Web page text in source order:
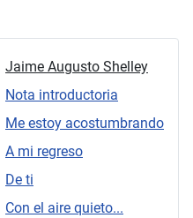
Jaime Augusto Shelley
Nota introductoria
Me estoy acostumbrando
A mi regreso
De ti
Con el aire quieto...